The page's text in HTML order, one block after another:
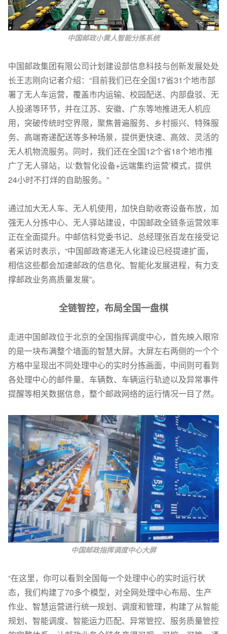
中国邮政小黄人智能分拣系统
中国邮政集团有限公司计划建设部信息科技与创新发展处处
长王志刚向记者介绍：“目前我们已在全国17省31个地市部
署了无人车运营，覆盖市内运输、校园配送、内部盘驳、无
人投递等环节，并在江苏、安徽、广东等地推进无人机应
用，突破传统时空界限，聚焦普遍服务、乡村振兴、特殊服
务、高端寄递配送等多种场景，提供更快速、高效、灵活的
无人机物流服务。同时，我们还在全国12个省18个地市推
广了无人驿站，以‘数智化设备+远端集约运营’模式，提供
24小时不打烊的自助服务。”
通过加大无人车、无人机使用，加快自助收寄设备布放，加
强无人分拣中心、无人驿站建设，中国邮政全链条运营效率
正在全面提升。中邮信科党委书记、总经理张百龙在接受记
者采访时表示，“中国邮政寄递无人化建设已经提速扩面，
相信这些都会加速邮政的信息化、智能化发展进程，有力支
撑邮政业务高质量发展”。
全链智控，布局全国一盘棋
走进中国邮政位于北京的全国指挥调度中心，首先映入眼帘
的是一块布满整个墙面的智慧大屏。大屏左右两侧的一个个
方格中呈现出不同处理中心的实时分拣画面，中间则可看到
各处理中心的邮件量、车辆数、车辆运行轨迹以及异常事件
提醒等相关数据信息，整个邮政网络的运行情况一目了然。
中国邮政指挥调度中心大屏
“在这里，你可以看到全国每一个处理中心的实时运行状
态，我们构建了70多个模型，对全网处理中心布局、生产
作业、智慧运营进行统一规划、调度和管理，构建了从智能
规划、智能调度、智能运力匹配、异常管控、服务质量管控